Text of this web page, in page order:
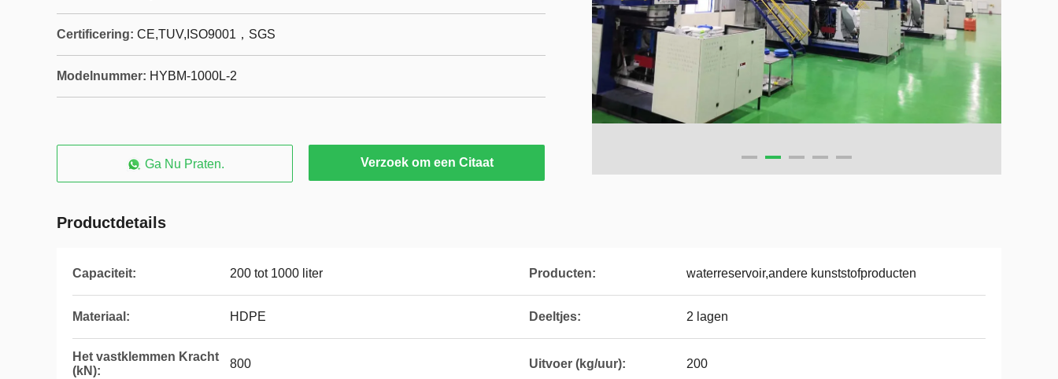
Certificering: CE,TUV,ISO9001，SGS
Modelnummer: HYBM-1000L-2
Ga Nu Praten. Verzoek om een Citaat
Productdetails
Capaciteit: 200 tot 1000 liter Producten: waterreservoir,andere kunststofproducten
Materiaal: HDPE Deeltjes: 2 lagen
Het vastklemmen Kracht
(kN):
800 Uitvoer (kg/uur): 200